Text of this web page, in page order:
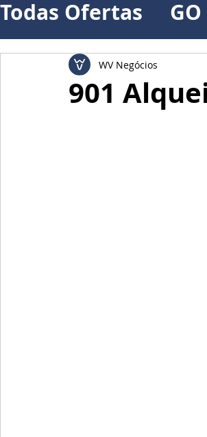
Todas Ofertas GO
901
WV Negócios